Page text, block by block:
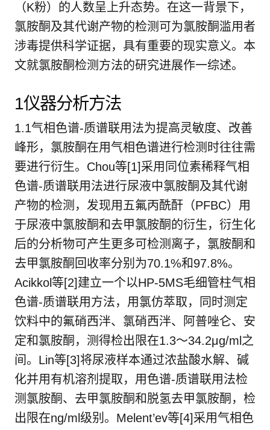
（K粉）的人数呈上升态势。在这一背景下，
氯胺酮及其代谢产物的检测可为氯胺酮滥用者
涉毒提供科学证据，具有重要的现实意义。本
文就氯胺酮检测方法的研究进展作一综述。
1仪器分析方法
1.1气相色谱-质谱联用法为提高灵敏度、改善
峰形，氯胺酮在用气相色谱进行检测时往往需
要进行衍生。Chou等[1]采用同位素稀释气相
色谱-质谱联用法进行尿液中氯胺酮及其代谢
产物的检测，发现用五氟丙酰酐（PFBC）用
于尿液中氯胺酮和去甲氯胺酮的衍生，衍生化
后的分析物可产生更多可检测离子，氯胺酮和
去甲氯胺酮回收率分别为70.1%和97.8%。
Acikkol等[2]建立一个以HP-5MS毛细管柱气相
色谱-质谱联用方法，用氯仿萃取，同时测定
饮料中的氟硝西泮、氯硝西泮、阿普唑仑、安
定和氯胺酮，测得检出限在1.3～34.2μg/ml之
间。Lin等[3]将尿液样本通过浓盐酸水解、碱
化并用有机溶剂提取，用色谱-质谱联用法检
测氯胺酮、去甲氯胺酮和脱氢去甲氯胺酮，检
出限在ng/ml级别。Melent’ev等[4]采用气相色